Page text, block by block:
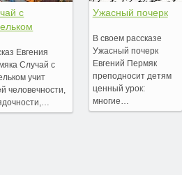
с
Евгения
Случай с
учит
человечности,
Ужасный почерк
В своем рассказе
Ужасный почерк
Евгений Пермяк
преподносит детям
ценный урок:
многие…